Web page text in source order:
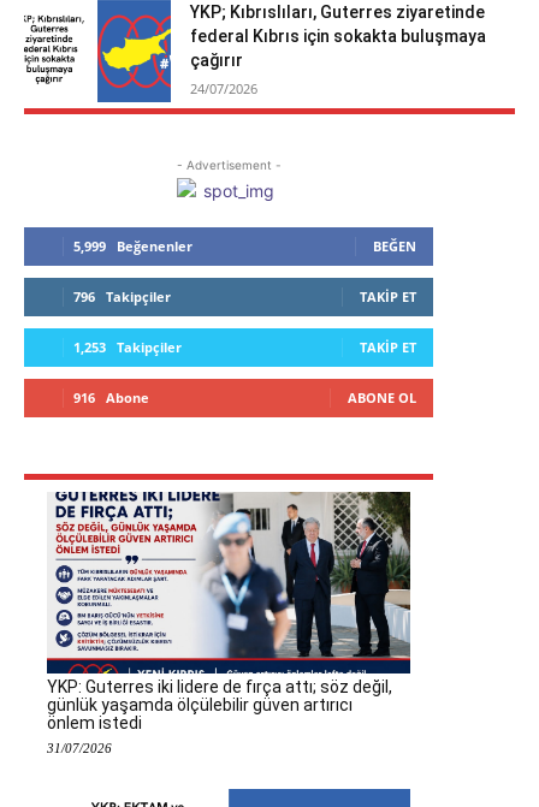
YKP; Kıbrıslıları, Guterres ziyaretinde
federal Kıbrıs için sokakta buluşmaya
çağırır
24/07/2026
- Advertisement -
5,999 Beğenenler BEĞEN
796 Takipçiler TAKIP ET
1,253 Takipçiler TAKIP ET
916 Abone ABONE OL
YKP: Guterres iki lidere de fırça attı; söz değil,
günlük yaşamda ölçülebilir güven artırıcı
önlem istedi
31/07/2026